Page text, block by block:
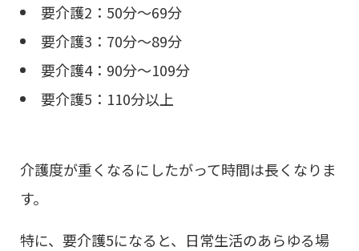
要介護2：50分～69分
要介護3：70分～89分
要介護4：90分～109分
要介護5：110分以上
介護度が重くなるにしたがって時間は長くなりま
す。
特に、要介護5になると、日常生活のあらゆる場